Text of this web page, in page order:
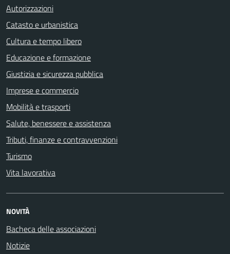
Autorizzazioni
Catasto e urbanistica
Cultura e tempo libero
Educazione e formazione
Giustizia e sicurezza pubblica
Imprese e commercio
Mobilità e trasporti
Salute, benessere e assistenza
Tributi, finanze e contravvenzioni
Turismo
Vita lavorativa
NOVITÀ
Bacheca delle associazioni
Notizie